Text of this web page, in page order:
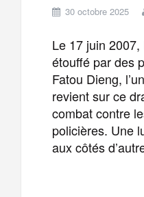
30 octobre 2025
Le 17 juin
étouffé par des
Fatou Dieng,
revient sur ce
combat contre
policières. Une
aux côtés